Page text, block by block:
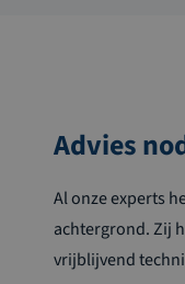
Advies
Al onze experts
achtergrond. Zij
vrijblijvend